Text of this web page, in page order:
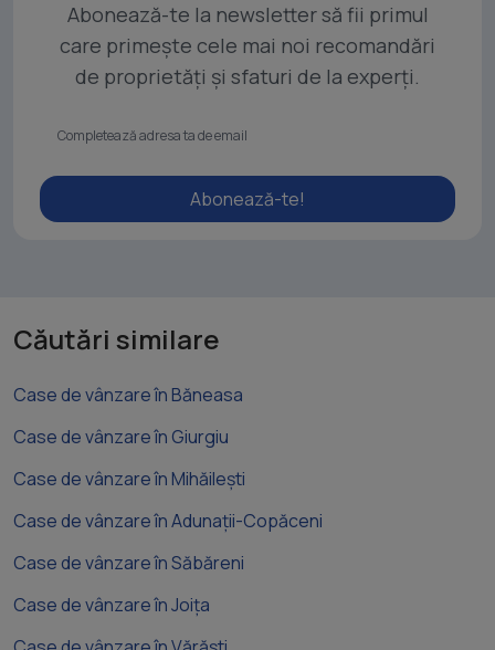
Abonează-te la newsletter să fii primul
care primește cele mai noi recomandări
de proprietăți și sfaturi de la experți.
Abonează-te!
Căutări similare
Case de vânzare în Băneasa
Case de vânzare în Giurgiu
Case de vânzare în Mihăilești
Case de vânzare în Adunații-Copăceni
Case de vânzare în Săbăreni
Case de vânzare în Joița